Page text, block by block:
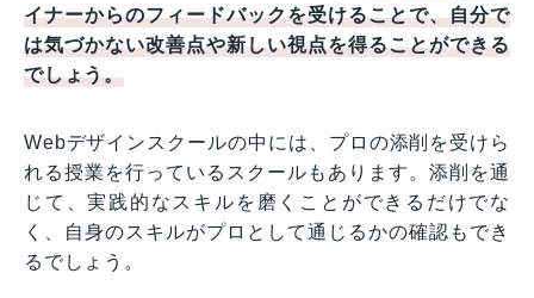
イナーからのフィードバックを受けることで、自分で
は気づかない改善点や新しい視点を得ることができる
でしょう。
Webデザインスクールの中には、プロの添削を受けら
れる授業を行っているスクールもあります。添削を通
じて、実践的なスキルを磨くことができるだけでな
く、自身のスキルがプロとして通じるかの確認もでき
るでしょう。